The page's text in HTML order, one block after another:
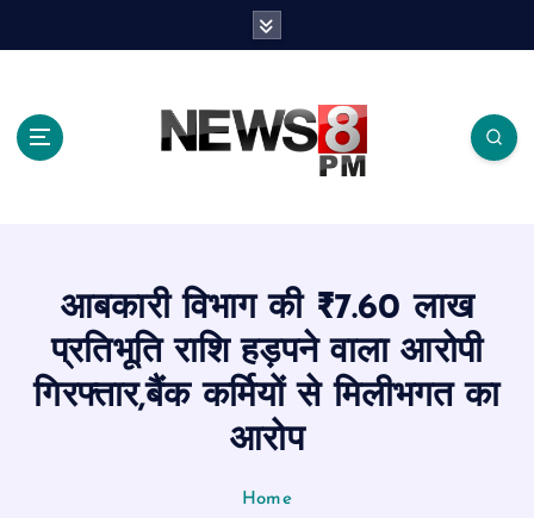
आबकारी विभाग की ₹7.60 लाख
प्रतिभूति राशि हड़पने वाला आरोपी
गिरफ्तार,बैंक कर्मियों से मिलीभगत का
आरोप
Home